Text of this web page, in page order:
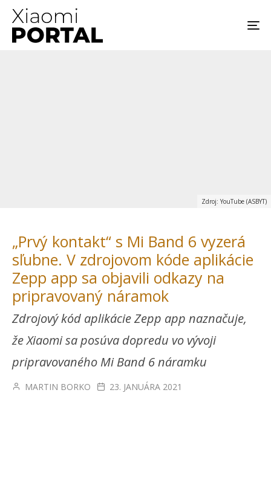
Zdroj: YouTube (ASBYT)
„Prvý kontakt“ s Mi Band 6 vyzerá
sľubne. V zdrojovom kóde aplikácie
Zepp app sa objavili odkazy na
pripravovaný náramok
Zdrojový kód aplikácie Zepp app naznačuje,
že Xiaomi sa posúva dopredu vo vývoji
pripravovaného Mi Band 6 náramku
MARTIN BORKO 23. JANUÁRA 2021